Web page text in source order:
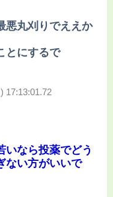
悪丸刈りでええか
とにするで
17:13:01.72
いなら投薬でどう
ない方がいいで